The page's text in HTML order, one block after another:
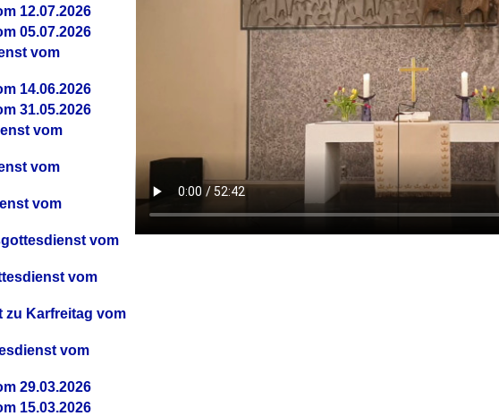
12.07.2026
05.07.2026
vom
14.06.2026
31.05.2026
vom
vom
vom
vom
vom
zu Karfreitag vom
vom
29.03.2026
15.03.2026